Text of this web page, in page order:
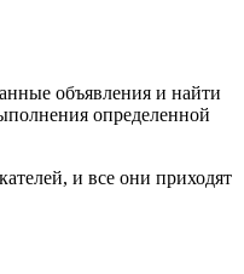
объявления и найти
определенной
и все они приходят